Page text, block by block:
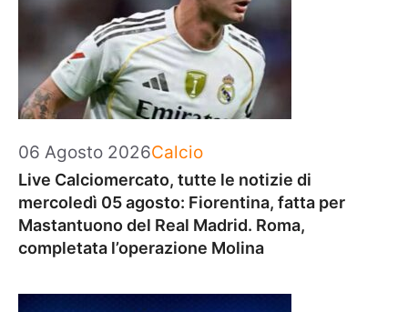
06 Agosto 2026Categorie
Calcio
Live Calciomercato, tutte le notizie di
mercoledì 05 agosto: Fiorentina, fatta per
Mastantuono del Real Madrid. Roma,
completata l’operazione Molina